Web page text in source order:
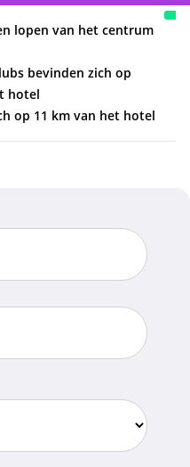
lopen van het centrum
bevinden zich op
hotel
op 11 km van het hotel